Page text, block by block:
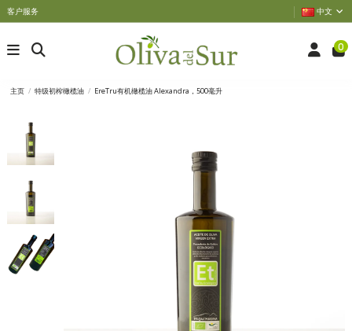
客户服务 中文
0
主页 特级初榨橄榄油 EreTru有机橄榄油 Alexandra，500毫升